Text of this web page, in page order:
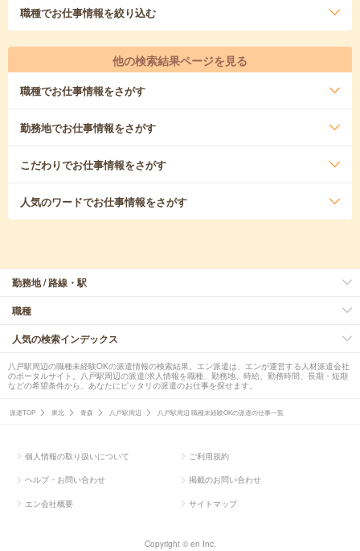
職種でお仕事情報を絞り込む
他の検索結果ページを見る
職種でお仕事情報をさがす
勤務地でお仕事情報をさがす
こだわりでお仕事情報をさがす
人気のワードでお仕事情報をさがす
勤務地 / 路線・駅
職種
人気の検索インデックス
八戸駅周辺の職種未経験OKの派遣情報の検索結果。エン派遣は、エンが運営する人材派遣会社
のポータルサイト。八戸駅周辺の派遣/求人情報を職種、勤務地、時給、勤務時間、長期・短期
などの希望条件から、あなたにピッタリの派遣のお仕事を探せます。
派遣TOP 東北 青森 八戸駅周辺 八戸駅周辺 職種未経験OKの派遣の仕事一覧
個人情報の取り扱いについて ご利用規約
ヘルプ・お問い合わせ 掲載のお問い合わせ
エン会社概要 サイトマップ
Copyright © en Inc.